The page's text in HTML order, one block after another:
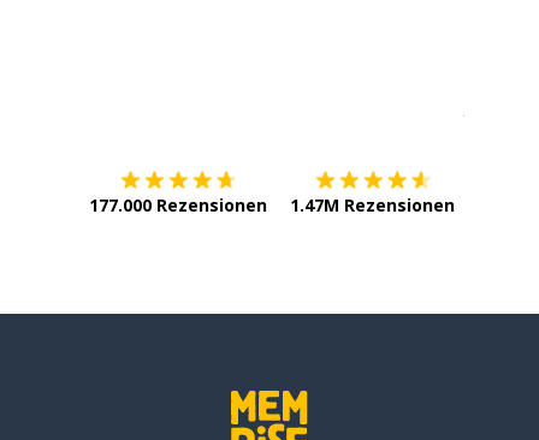
177.000 Rezensionen 1.47M Rezensionen